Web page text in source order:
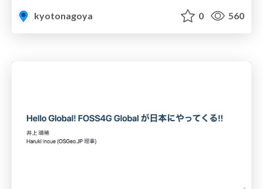
kyotonagoya
0 560